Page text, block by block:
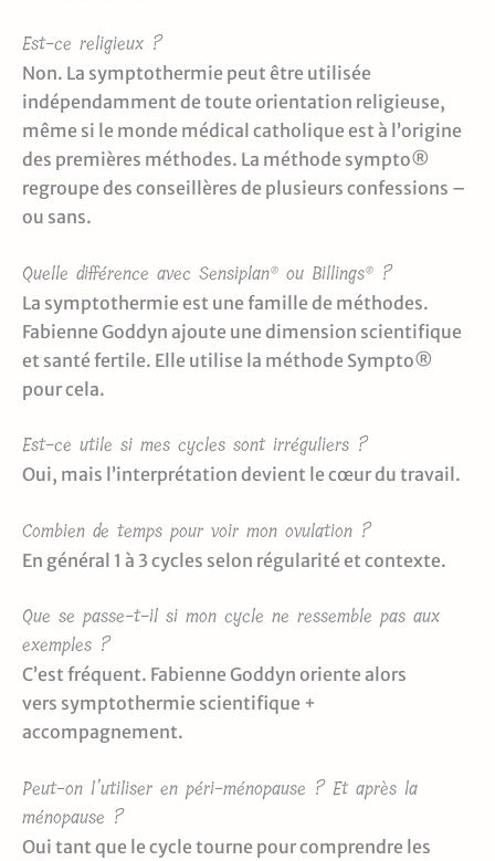
Est-ce religieux ?
Non. La symptothermie peut être utilisée
indépendamment de toute orientation religieuse,
même si le monde médical catholique est à l’origine
des premières méthodes. La méthode sympto®
regroupe des conseillères de plusieurs confessions –
ou sans.
Quelle différence avec Sensiplan® ou Billings® ?
La symptothermie est une famille de méthodes.
Fabienne Goddyn ajoute une dimension scientifique
et santé fertile. Elle utilise la méthode Sympto®
pour cela.
Est-ce utile si mes cycles sont irréguliers ?
Oui, mais l’interprétation devient le cœur du travail.
Combien de temps pour voir mon ovulation ?
En général 1 à 3 cycles selon régularité et contexte.
Que se passe-t-il si mon cycle ne ressemble pas aux
exemples ?
C’est fréquent. Fabienne Goddyn oriente alors
vers symptothermie scientifique +
accompagnement.
Peut-on l’utiliser en péri-ménopause ? Et après la
ménopause ?
Oui tant que le cycle tourne pour comprendre les